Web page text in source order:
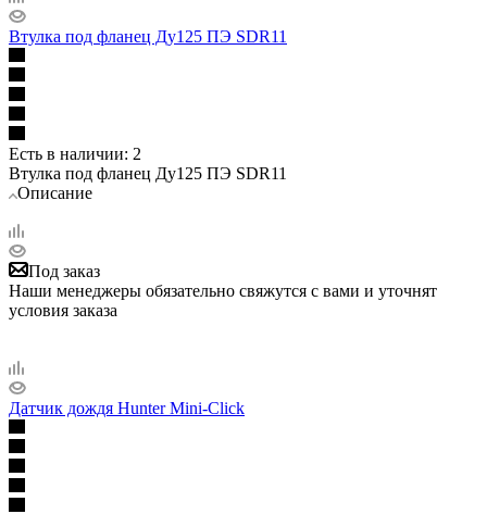
Втулка под фланец Ду125 ПЭ SDR11
Есть в наличии: 2
Втулка под фланец Ду125 ПЭ SDR11
Описание
Под заказ
Наши менеджеры обязательно свяжутся с вами и уточнят
условия заказа
Датчик дождя Hunter Mini-Click